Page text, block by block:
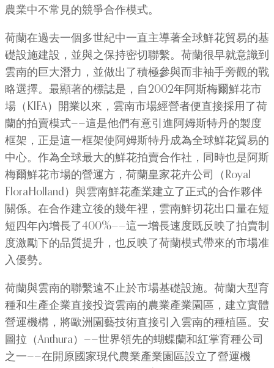
農業中不常見的競爭合作模式。
荷蘭在過去一個多世紀中一直主導著全球鮮花貿易的基
礎設施建設，並與之保持密切聯繫。荷蘭很早就意識到
雲南的巨大潛力，並做出了積極參與而非袖手旁觀的戰
略選擇。最顯著的標誌是，自2002年阿斯梅爾鮮花市
場（KIFA）開業以來，雲南市場經營者便直接採用了荷
蘭的拍賣模式——這是他們有意引進阿姆斯特丹的製度
框架，正是這一框架使阿姆斯特丹成為全球鮮花貿易的
中心。作為全球最大的鮮花拍賣合作社，同時也是阿斯
梅爾鮮花市場的營運方，荷蘭皇家花卉公司（Royal
FloraHolland）與雲南鮮花產業建立了正式的合作夥伴
關係。在合作建立後的幾年裡，雲南鮮切花出口量在短
短四年內增長了400%——這一增長速度既反映了拍賣制
度激勵下的品質提升，也反映了荷蘭模式帶來的市場准
入優勢。
荷蘭與雲南的聯繫遠不止於市場基礎設施​​。荷蘭大型育
種和生產企業直接投資雲南的農業產業園區，建立實體
營運機構，將歐洲園藝技術直接引入雲南的種植區。安
圖拉（Anthura）——世界領先的蝴蝶蘭和紅掌育種公司
之一——在開原國家現代農業產業園區設立了營運機